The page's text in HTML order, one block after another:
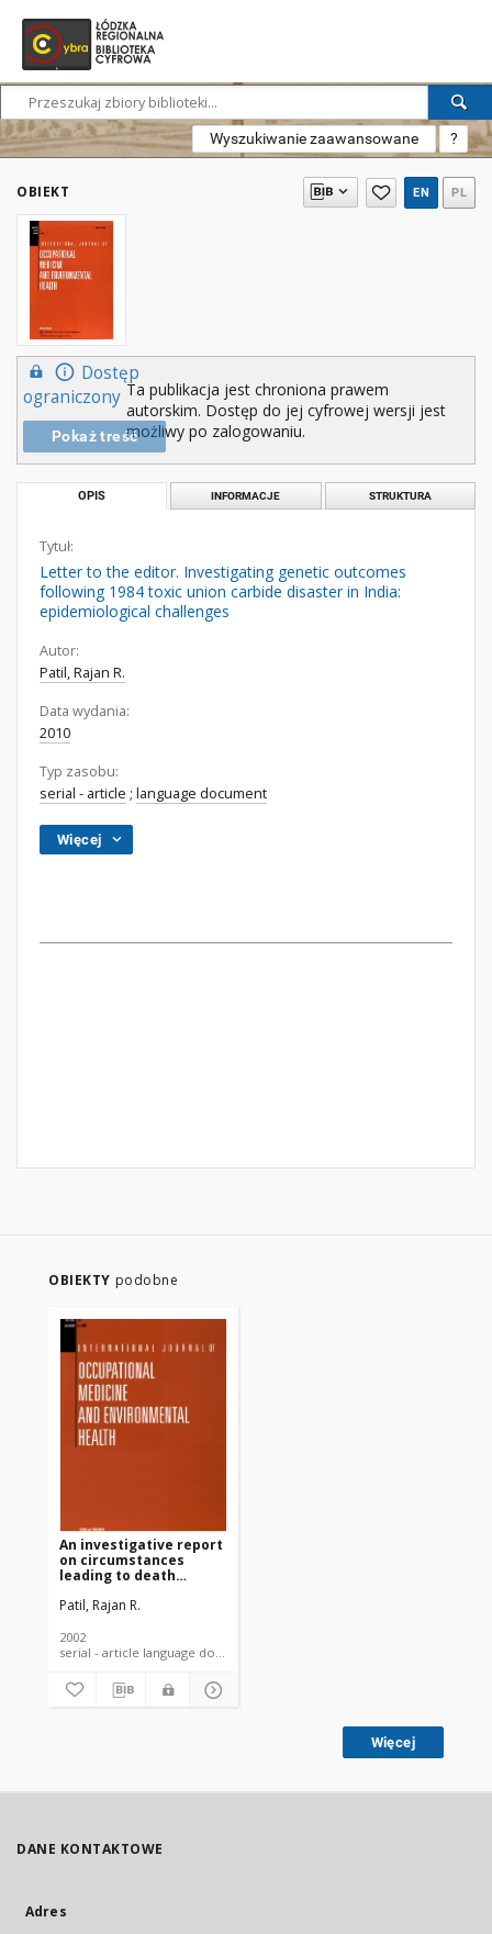
Wyszukiwanie zaawansowane ?
OBIEKT EN PL
Dostęp
ograniczony
Pokaż treść
Ta publikacja jest chroniona prawem
autorskim. Dostęp do jej cyfrowej wersji jest
możliwy po zalogowaniu.
OPIS INFORMACJE STRUKTURA
Tytuł:
Letter to the editor. Investigating genetic outcomes
following 1984 toxic union carbide disaster in India:
epidemiological challenges
Autor:
Patil, Rajan R.
Data wydania:
2010
Typ zasobu:
serial - article ; language document
Więcej
OBIEKTY podobne
An investigative report
on circumstances
leading to death
farmers
Patil, Rajan R.
2002
serial - article language document
Więcej
DANE KONTAKTOWE
Adres